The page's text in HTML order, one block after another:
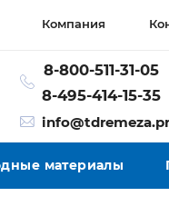
Компания
8-800-511-31-05
8-495-414-15-35
материалы